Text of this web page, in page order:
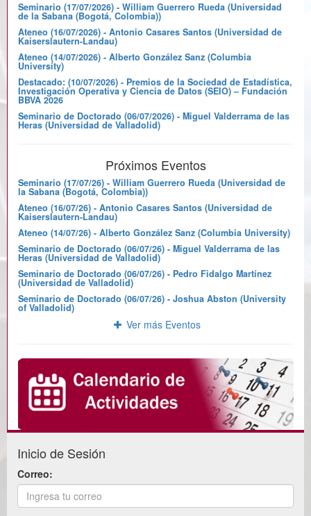
Seminario (17/07/2026) - William Guerrero Rueda (Universidad
de la Sabana (Bogotá, Colombia))
Ateneo (16/07/2026) - Antonio Casares Santos (Universidad de
Kaiserslautern-Landau)
Ateneo (14/07/2026) - Alberto González Sanz (Columbia
University)
Destacado: (10/07/2026) - Premios de la Sociedad de Estadística,
Investigación Operativa y Ciencia de Datos (SEIO) – Fundación
BBVA 2026
Seminario de Doctorado (06/07/2026) - Miguel Valderrama de las
Heras (Universidad de Valladolid)
Próximos Eventos
Seminario (17/07/26) - William Guerrero Rueda (Universidad de
la Sabana (Bogotá, Colombia))
Ateneo (16/07/26) - Antonio Casares Santos (Universidad de
Kaiserslautern-Landau)
Ateneo (14/07/26) - Alberto González Sanz (Columbia University)
Seminario de Doctorado (06/07/26) - Miguel Valderrama de las
Heras (Universidad de Valladolid)
Seminario de Doctorado (06/07/26) - Pedro Fidalgo Martínez
(Universidad de Valladolid)
Seminario de Doctorado (06/07/26) - Joshua Abston (University
of Valladolid)
Ver más Eventos
Inicio de Sesión
Correo: